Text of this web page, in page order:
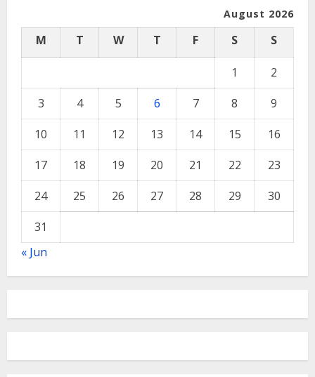
August 2026
M T W T F S S
1
2
3
4 5 6 7 8
9
10
11 12 13 14 15
16
17
18 19 20 21 22
23
24
25 26 27 28 29
30
31
« Jun